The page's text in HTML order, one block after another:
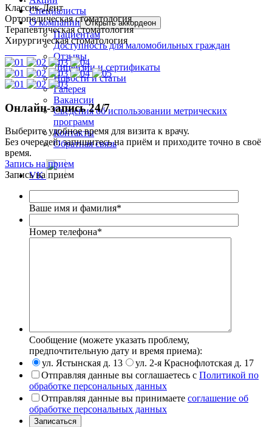
Специалисты
О компании Открыть аккордеон
Пациентам
Доступность для маломобильных граждан
Отзывы
Лицензии и сертификаты
Новости и статьи
Галерея
Вакансии
Сведения об использовании метрических
программ
Контакты
Обратная связь
VK
Классик-Дент
Ортопедическая стоматология
Терапевтическая стоматология
Хирургическая стоматология
Онлайн‑запись 24/7
Выберите удобное время для визита к врачу.
Без очередей: запишитесь на приём и приходите точно в своё
время.
Запись на прием
Запись на прием
Ваше имя и фамилия*
Номер телефона*
Сообщение (можете указать проблему,
предпочтительную дату и время приема):
ул. Ястынская д. 13
ул. 2-я Краснофлотская д. 17
Отправляя данные вы соглашаетесь с Политикой по
обработке персональных данных
Отправляя данные вы принимаете соглашение об
обработке персональных данных
Записаться